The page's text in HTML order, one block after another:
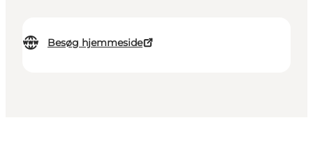
Besøg hjemmeside